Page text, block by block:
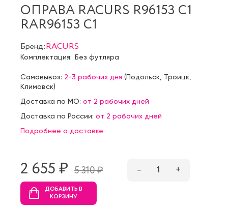
ОПРАВА RACURS R96153 C1
RAR96153 C1
Бренд:RACURS
Комплектация: Без футляра
Самовывоз: 2-3 рабочих дня (Подольск Троицк
Климовск)
Доставка по МО: от 2 рабочих дней
Доставка по России: от 2 рабочих дней
Подробнее о доставке
2 655 ₷ 5 310 ₷ – 1 +
ДОБАВИТЬ В
КОРЗИНУ